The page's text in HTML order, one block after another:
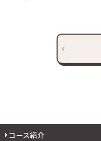
コース紹介